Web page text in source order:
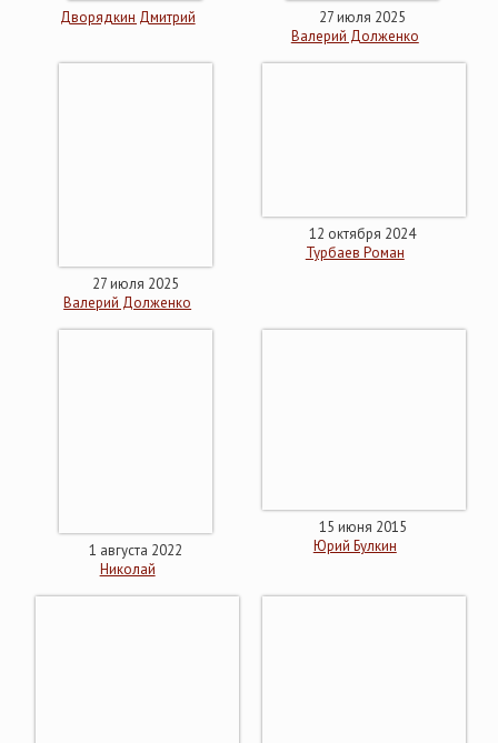
Дворядкин Дмитрий
27 июля 2025
Валерий Долженко
27 июля 2025
Валерий Долженко
12 октября 2024
Турбаев Роман
1 августа 2022
Николай
15 июня 2015
Юрий Булкин